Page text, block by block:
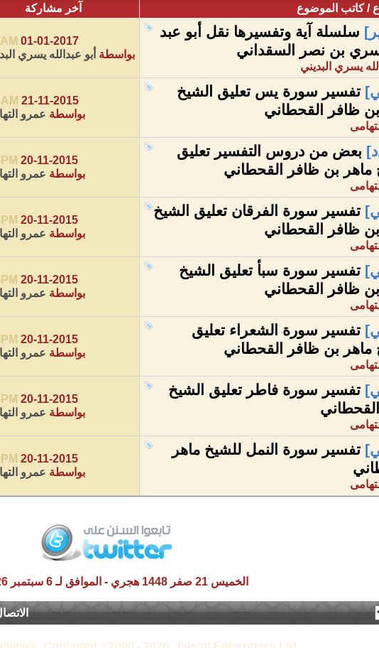
/ كاتب الموضوع آخر مشاركة
سلسلة آية وتفسيرها نقل أبو عبد
يُسري بن نصر السقداني
يسري البديني
01-01-2017
بواسطة أبو عبدالله يسري
تفسير سورة يس تعليق الشيخ
ظافر القحطاني
21-11-2015
بواسطة عمرو
بعض من دروس التفسير تعليق
ماهر بن ظافر القحطاني
20-11-2015
بواسطة عمرو
تفسير سورة الفرقان تعليق الشيخ
ظافر القحطاني
20-11-2015
بواسطة عمرو
تفسير سورة سبأ تعليق الشيخ
ظافر القحطاني
20-11-2015
بواسطة عمرو
تفسير سورة الشعراء تعليق
ماهر بن ظافر القحطاني
20-11-2015
بواسطة عمرو
تفسير سورة فاطر تعليق الشيخ
20-11-2015
بواسطة عمرو
تفسير سورة النمل للشيخ ماهر
20-11-2015
بواسطة عمرو
الخميس 21 صفر 1448 هجري - الموافق لـ 6 سبتمبر 2026 م